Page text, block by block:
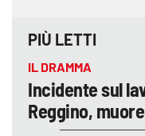
PIÙ LETTI
IL DRAMMA
Incidente sul
Reggino,